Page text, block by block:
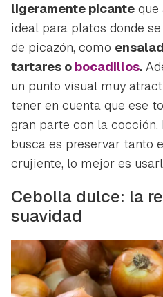
ligeramente picante que
ideal para platos donde
de picazón, como
tartares o bocadillos.
un punto visual muy
tener en cuenta que ese
gran parte con la cocción.
busca es preservar tanto
crujiente, lo mejor es
Cebolla dulce: la
suavidad